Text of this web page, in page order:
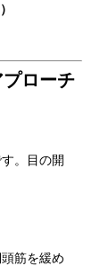
ローチ
。目の開
筋を緩め